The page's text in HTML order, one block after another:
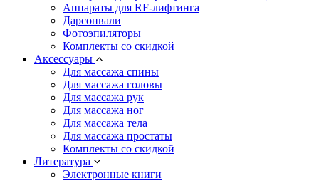
Аппараты для RF-лифтинга
Дарсонвали
Фотоэпиляторы
Комплекты со скидкой
Аксессуары
Для массажа спины
Для массажа головы
Для массажа рук
Для массажа ног
Для массажа тела
Для массажа простаты
Комплекты со скидкой
Литература
Электронные книги